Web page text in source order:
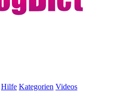
Hilfe Kategorien Videos